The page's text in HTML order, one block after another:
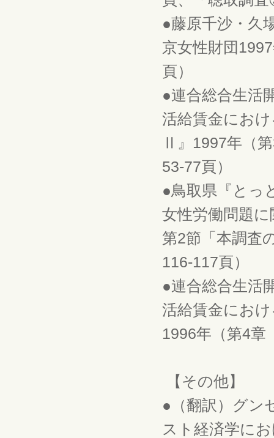
●藤原千沙・久
京女性財団
頁）
●連合総合生活
活給賃金にお
Ⅱ』1997年（
53-77頁）
●鳥取県『とっ
女性労働問題
第2節「本調査
116-117頁）
●連合総合生活
活給賃金にお
1996年（第4章
【その他】
●（翻訳）グン
スト経済学に